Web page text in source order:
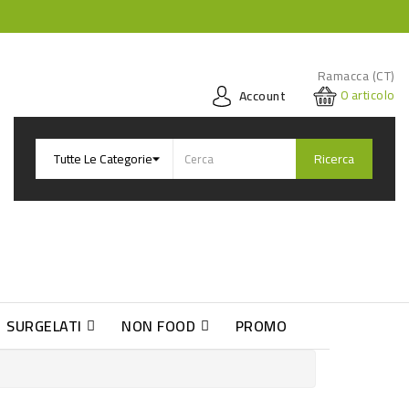
Ramacca (CT)
Account
0articolo
Ricerca
SURGELATI NON FOOD PROMO